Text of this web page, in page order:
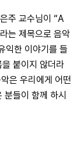
주 교수님이 “A
라는 제목으로 음악
익한 이야기를 들
붙이지 않더라
은 우리에게 어떤
들이 함께 하시